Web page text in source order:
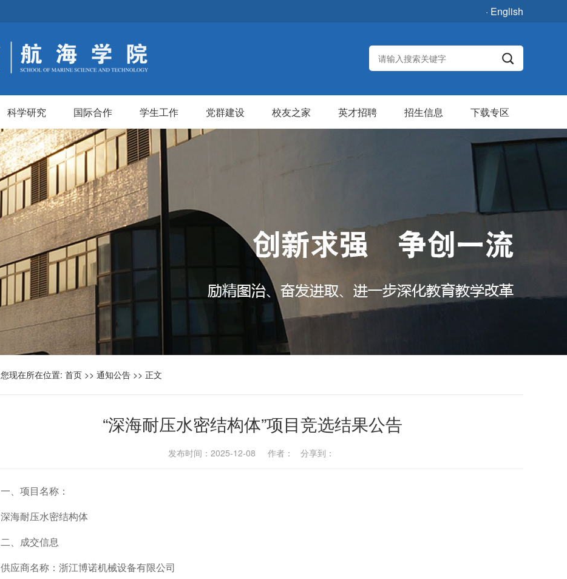
· English
科学研究 国际合作 学生工作 党群建设 校友之家 英才招聘 招生信息 下载专区
您现在所在位置: 首页 >> 通知公告 >> 正文
“深海耐压水密结构体”项目竞选结果公告
发布时间：2025-12-08 作者： 分享到：
一、项目名称：
深海耐压水密结构体
二、成交信息
供应商名称：浙江博诺机械设备有限公司